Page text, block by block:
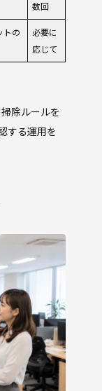
数回
トの
必要に
応じて
除ルールを
する運用を